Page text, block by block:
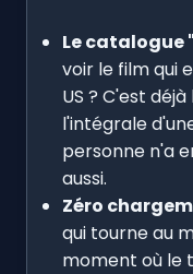
Le catalogue
voir le film qui
US ? C'est
l'intégrale
personne n'a
aussi.
Zéro
qui tourne au
moment où le